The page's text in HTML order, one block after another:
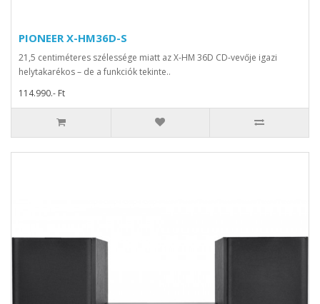
PIONEER X-HM36D-S
21,5 centiméteres szélessége miatt az X-HM 36D CD-vevője igazi
helytakarékos – de a funkciók tekinte..
114.990.- Ft